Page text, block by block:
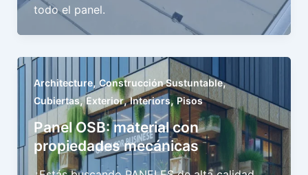
todo el panel.
Architecture, Construcción Sustuntable,
Cubiertas,Exterior,Interiors,Pisos
Panel OSB: material con
propiedades mecánicas